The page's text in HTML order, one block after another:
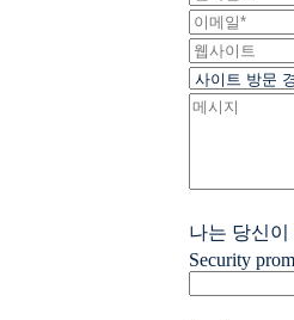
나는 당신
Security